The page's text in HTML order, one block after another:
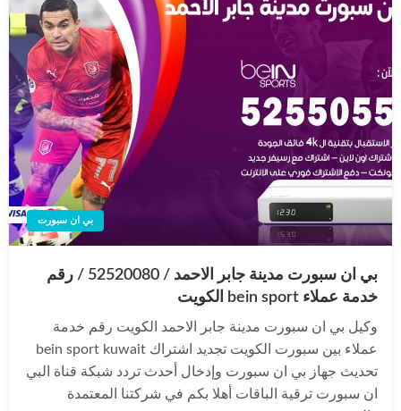
بي ان سبورت
بي ان سبورت مدينة جابر الاحمد / 52520080 / رقم
خدمة عملاء bein sport الكويت
وكيل بي ان سبورت مدينة جابر الاحمد الكويت رقم خدمة
عملاء بين سبورت الكويت تجديد اشتراك bein sport kuwait
تحديث جهاز بي ان سبورت وإدخال أحدث تردد شبكة قناة البي
ان سبورت ترقية الباقات أهلا بكم في شركتنا المعتمدة